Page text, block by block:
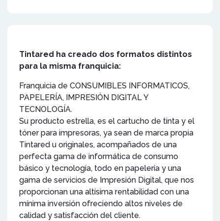
Tintared ha creado dos formatos distintos
para la misma franquicia:
Franquicia de CONSUMIBLES INFORMATICOS,
PAPELERÍA, IMPRESIÓN DIGITAL Y
TECNOLOGÍA.
Su producto estrella, es el cartucho de tinta y el
tóner para impresoras, ya sean de marca propia
Tintared u originales, acompañados de una
perfecta gama de informática de consumo
básico y tecnología, todo en papelería y una
gama de servicios de Impresión Digital, que nos
proporcionan una altísima rentabilidad con una
mínima inversión ofreciendo altos niveles de
calidad y satisfacción del cliente.